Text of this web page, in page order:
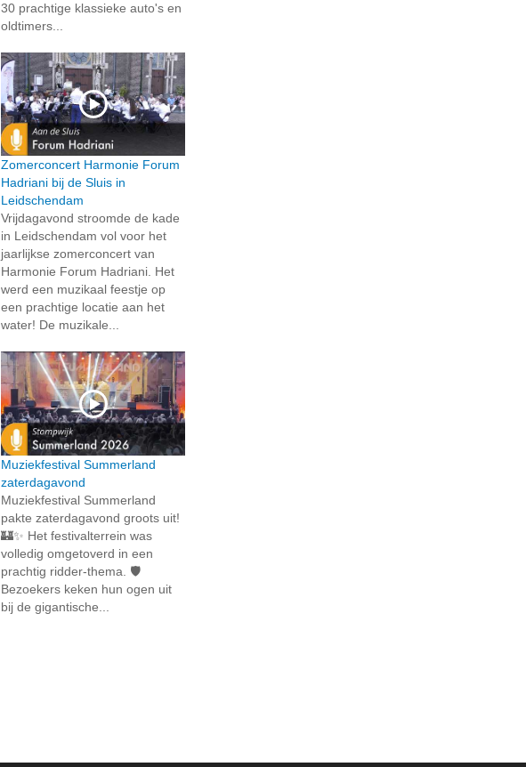
30 prachtige klassieke auto's en
oldtimers...
Zomerconcert Harmonie Forum
Hadriani bij de Sluis in
Leidschendam
Vrijdagavond stroomde de kade
in Leidschendam vol voor het
jaarlijkse zomerconcert van
Harmonie Forum Hadriani. Het
werd een muzikaal feestje op
een prachtige locatie aan het
water! De muzikale...
Muziekfestival Summerland
zaterdagavond
Muziekfestival Summerland
pakte zaterdagavond groots uit!
🏰✨ Het festivalterrein was
volledig omgetoverd in een
prachtig ridder-thema. 🛡️
Bezoekers keken hun ogen uit
bij de gigantische...